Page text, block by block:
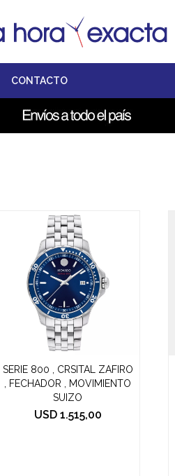
CONTACTO
SERIE 800 , CRSITAL ZAFIRO
, FECHADOR , MOVIMIENTO
SUIZO
USD 1.515,00